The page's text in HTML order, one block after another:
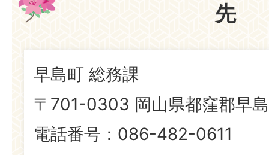
先
早島町 総務課
〒701-0303 岡山県都窪郡早
電話番号：086-482-0611